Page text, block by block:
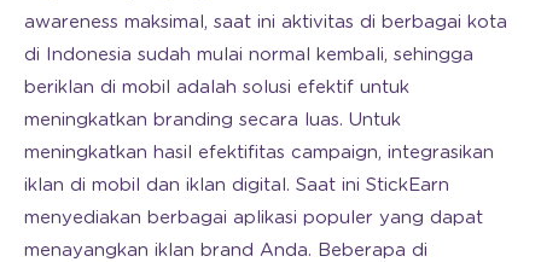
awareness maksimal, saat ini aktivitas di berbagai kota
di Indonesia sudah mulai normal kembali, sehingga
beriklan di mobil adalah solusi efektif untuk
meningkatkan branding secara luas. Untuk
meningkatkan hasil efektifitas campaign, integrasikan
iklan di mobil dan iklan digital. Saat ini StickEarn
menyediakan berbagai aplikasi populer yang dapat
menayangkan iklan brand Anda. Beberapa di